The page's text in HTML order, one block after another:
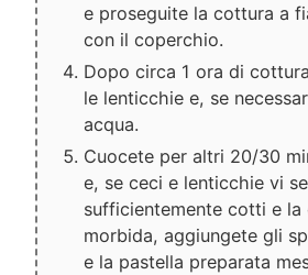
e proseguite la cottura a
con il coperchio.
Dopo circa 1 ora di
le lenticchie e, se
acqua.
Cuocete per altri 20/30
e, se ceci e lenticchie vi
sufficientemente cotti e la
morbida, aggiungete gli
e la pastella preparata